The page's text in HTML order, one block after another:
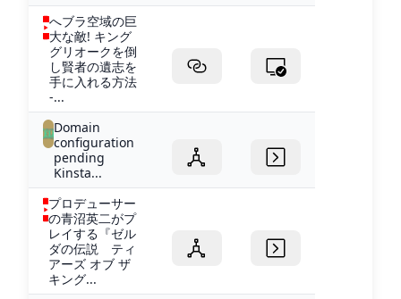
へブラ空域の巨
大な敵! キング
グリオークを倒
し賢者の遺志を
手に入れる方法
-...
Domain
configuration
pending
Kinsta...
プロデューサー
の青沼英二がプ
レイする『ゼル
ダの伝説 ティ
アーズ オブ ザ
キング...